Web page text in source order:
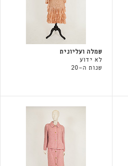
שמלה ועליונית
לא ידוע
שנות ה-20